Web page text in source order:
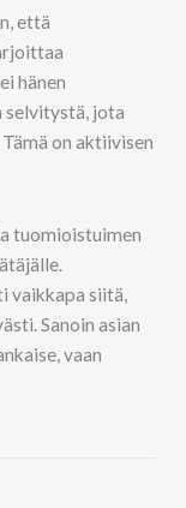
että
hänen
selvitystä, jota
on aktiivisen
tuomioistuimen
vaikkapa siitä,
Sanoin asian
vaan